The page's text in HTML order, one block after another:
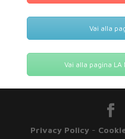
Vai alla
Vai alla pagina LA
Privacy Policy-